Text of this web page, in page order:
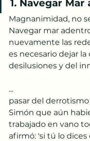
1. Navegar
Magnanimidad, no
Navegar mar
nuevamente las
es necesario dejar la
desilusiones y del
...
pasar del
Simón que aún
trabajado en vano
afirmó: 'si tú lo dices